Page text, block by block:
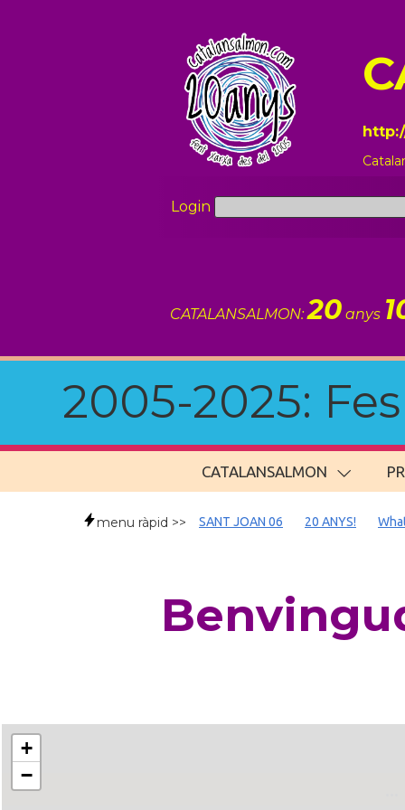
Login
CATALANSALMON:20 anys
2005-2025:
CATALANSALMON
menu ràpid >> SANT JOAN 06 20 ANYS!
+
−